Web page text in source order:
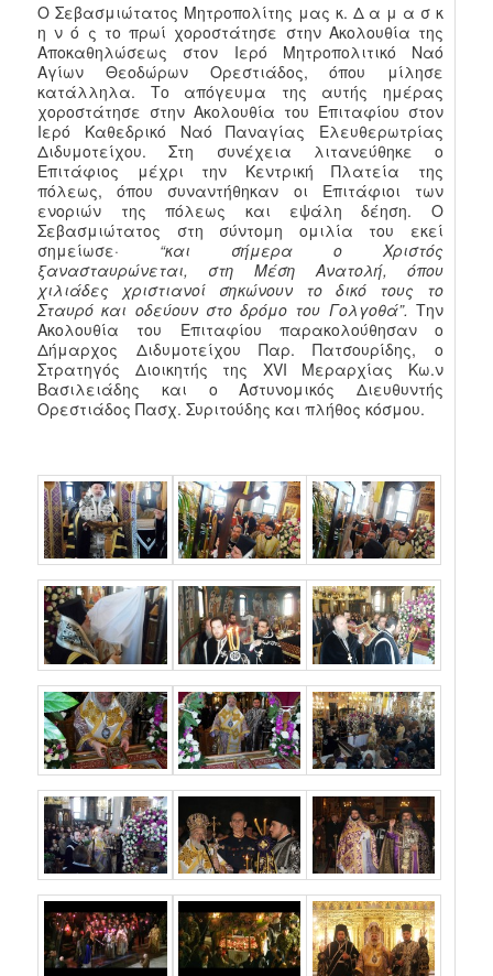
Ο Σεβασμιώτατος Μητροπολίτης μας κ. Δ α μ α σ κ
η ν ό ς το πρωί χοροστάτησε στην Ακολουθία της
Αποκαθηλώσεως στον Ιερό Μητροπολιτικό Ναό
Αγίων Θεοδώρων Ορεστιάδος, όπου μίλησε
κατάλληλα. Το απόγευμα της αυτής ημέρας
χοροστάτησε στην Ακολουθία του Επιταφίου στον
Ιερό Καθεδρικό Ναό Παναγίας Ελευθερωτρίας
Διδυμοτείχου. Στη συνέχεια λιτανεύθηκε ο
Επιτάφιος μέχρι την Κεντρική Πλατεία της
πόλεως, όπου συναντήθηκαν οι Επιτάφιοι των
ενοριών της πόλεως και εψάλη δέηση. Ο
Σεβασμιώτατος στη σύντομη ομιλία του εκεί
σημείωσε· “και σήμερα ο Χριστός
ξανασταυρώνεται, στη Μέση Ανατολή, όπου
χιλιάδες χριστιανοί σηκώνουν το δικό τους το
Σταυρό και οδεύουν στο δρόμο του Γολγοθά”. Την
Ακολουθία του Επιταφίου παρακολούθησαν ο
Δήμαρχος Διδυμοτείχου Παρ. Πατσουρίδης, ο
Στρατηγός Διοικητής της XVI Μεραρχίας Κω.ν
Βασιλειάδης και ο Αστυνομικός Διευθυντής
Ορεστιάδος Πασχ. Συριτούδης και πλήθος κόσμου.